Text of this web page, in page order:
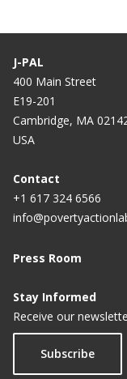
J-PAL
400 Main Street
E19-201
Cambridge, MA
USA
Contact
+1 617 324 6566
Press Room
Stay Informed
Receive our
Subscribe